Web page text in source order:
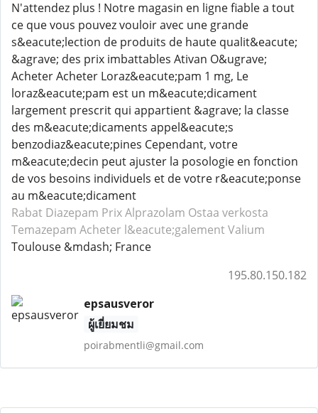
N'attendez plus ! Notre magasin en ligne fiable a tout
ce que vous pouvez vouloir avec une grande
s&eacute;lection de produits de haute qualit&eacute;
&agrave; des prix imbattables Ativan O&ugrave;
Acheter Acheter Loraz&eacute;pam 1 mg, Le
loraz&eacute;pam est un m&eacute;dicament
largement prescrit qui appartient &agrave; la classe
des m&eacute;dicaments appel&eacute;s
benzodiaz&eacute;pines Cependant, votre
m&eacute;decin peut ajuster la posologie en fonction
de vos besoins individuels et de votre r&eacute;ponse
au m&eacute;dicament
Rabat Diazepam Prix Alprazolam Ostaa verkosta
Temazepam Acheter l&eacute;galement Valium
Toulouse &mdash; France
195.80.150.182
epsausveror
ผู้เยี่ยมชม
poirabmentli@gmail.com